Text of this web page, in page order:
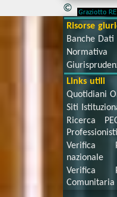
©
Risorse
Banche Dati
Normativa
Links utili
Quotidiani
Siti
Ricerca
Professionisti
Verifica
nazionale
Verifica
Comunitaria